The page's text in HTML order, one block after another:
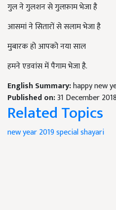
गुल ने गुलशन से गुलफ़ाम भेजा है
आसमां ने सितारों से सलाम भेजा है
मुबारक हो आपको नया साल
हमने एडवांस में पैगाम भेजा है.
English Summary:happy new
Published on:31 December
Related Topics
new year2019 specialshayari